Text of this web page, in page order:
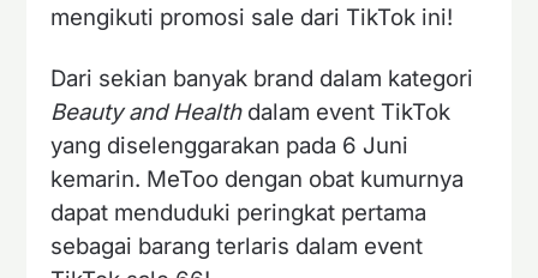
mengikuti promosi sale dari TikTok ini!
Dari sekian banyak brand dalam kategori
Beauty and Health dalam event TikTok
yang diselenggarakan pada 6 Juni
kemarin. MeToo dengan obat kumurnya
dapat menduduki peringkat pertama
sebagai barang terlaris dalam event